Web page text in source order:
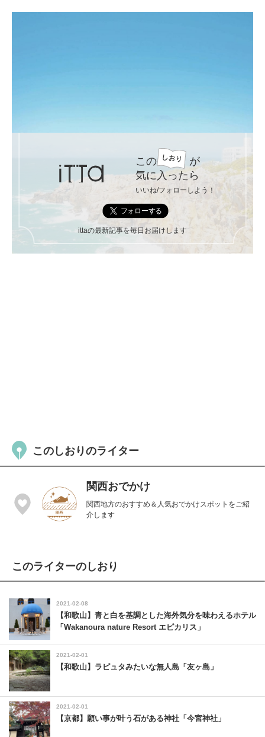
この
が
気に入ったら
いいね/フォローしよう！
ittaの最新記事を毎日お届けします
このしおりのライター
関西おでかけ
関西地方のおすすめ＆人気おでかけスポットをご紹
介します
このライターのしおり
2021-02-08
【和歌山】青と白を基調とした海外気分を味わえるホテル
「Wakanoura nature Resort エピカリス」
2021-02-01
【和歌山】ラピュタみたいな無人島「友ヶ島」
2021-02-01
【京都】願い事が叶う石がある神社「今宮神社」